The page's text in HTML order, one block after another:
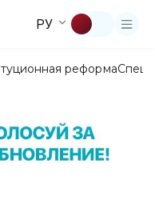
РУ
реформа